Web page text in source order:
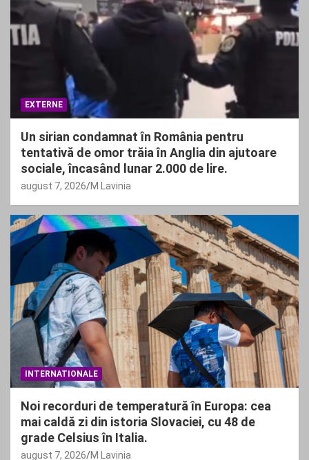
EXTERNE
Un sirian condamnat în România pentru
tentativă de omor trăia în Anglia din ajutoare
sociale, încasând lunar 2.000 de lire.
august 7, 2026 M Lavinia
INTERNATIONALE
Noi recorduri de temperatură în Europa: cea
mai caldă zi din istoria Slovaciei, cu 48 de
grade Celsius în Italia.
august 7, 2026 M Lavinia